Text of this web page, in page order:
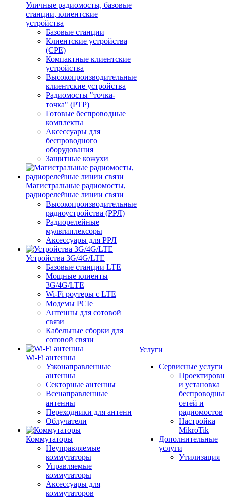
Уличные радиомосты, базовые
станции, клиентские
устройства
Базовые станции
Клиентские устройства
(CPE)
Компактные клиентские
устройства
Высокопроизводительные
клиентские устройства
Радиомосты "точка-
точка" (PTP)
Готовые беспроводные
комплекты
Аксессуары для
беспроводного
оборудования
Защитные кожухи
Магистральные радиомосты,
радиорелейные линии связи
Высокопроизводительные
радиоустройства (РРЛ)
Радиорелейные
мультиплексоры
Аксессуары для РРЛ
Устройства 3G/4G/LTE
Базовые станции LTE
Мощные клиенты
3G/4G/LTE
Wi-Fi роутеры с LTE
Модемы PCIe
Антенны для сотовой
связи
Кабельные сборки для
сотовой связи
Wi-Fi антенны
Узконаправленные
антенны
Секторные антенны
Всенаправленные
антенны
Переходники для антенн
Облучатели
Коммутаторы
Неуправляемые
коммутаторы
Управляемые
коммутаторы
Аксессуары для
коммутаторов
Услуги
Сервисные услуги
и установка
сетей и
радиомостов
Настройка
MikroTik
Дополнительные
услуги
Утилизация